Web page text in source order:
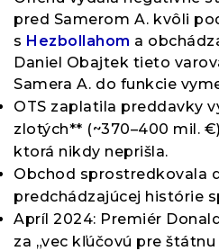
pred Samerom A. kvôli
s Hezbollahom a
Daniel Obajtek tieto
Samera A. do funkcie
OTS zaplatila preddavky
zlotých** (~370–400 mil.
ktorá nikdy neprišla.
Obchod sprostredkovala
predchádzajúcej histórie
Apríl 2024: Premiér
za „vec kľúčovú pre